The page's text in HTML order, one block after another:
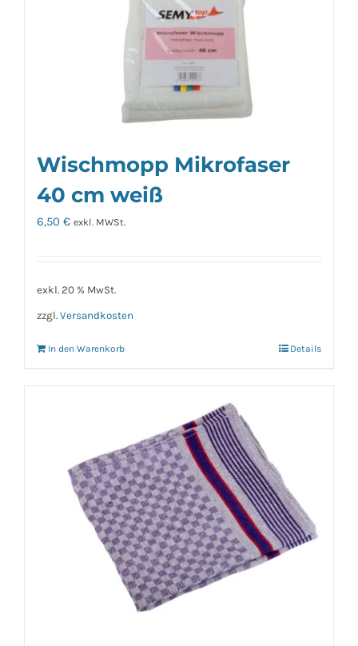
Wischmopp Mikrofaser
40 cm weiß
6,50 € exkl. MWSt.
exkl. 20 % MwSt.
zzgl. Versandkosten
In den Warenkorb Details